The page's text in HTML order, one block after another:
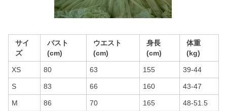
サイ
ズ
バスト
(cm)
ウエスト
(cm)
身長
(cm)
体重
(kg)
XS 80 63 155 39-44
S 83 66 160 43-47
M 86 70 165 48-51.5